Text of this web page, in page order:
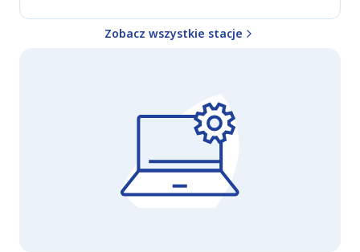
Zobacz wszystkie stacje